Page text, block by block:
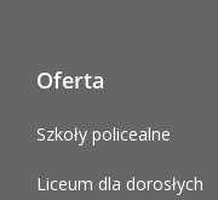
Oferta
Szkoły policealne
Liceum dla dorosłych